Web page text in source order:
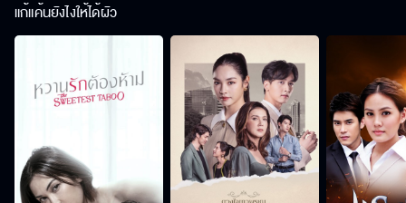
แก้แค้นยังไงให้ได้ผัว